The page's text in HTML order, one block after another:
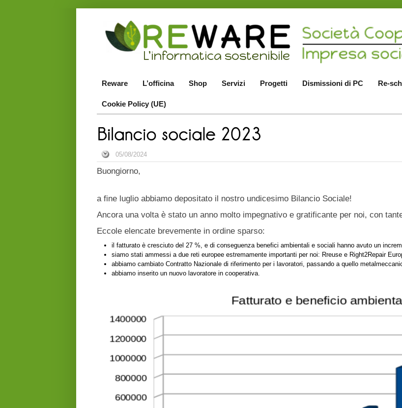
Reware L’officina Shop Servizi Progetti Dismissioni di PC Re-
Cookie Policy (UE)
05/08/2024
Buongiorno,
a fine luglio abbiamo depositato il nostro undicesimo Bilancio Sociale!
Ancora una volta è stato un anno molto impegnativo e gratificante per noi, con
Eccole elencate brevemente in ordine sparso:
il fatturato è cresciuto del 27 %, e di conseguenza benefici ambientali e sociali hanno avuto un
siamo stati ammessi a due reti europee estremamente importanti per noi: Rreuse e Right2Repair
abbiamo cambiato Contratto Nazionale di riferimento per i lavoratori, passando a quello
abbiamo inserito un nuovo lavoratore in cooperativa.